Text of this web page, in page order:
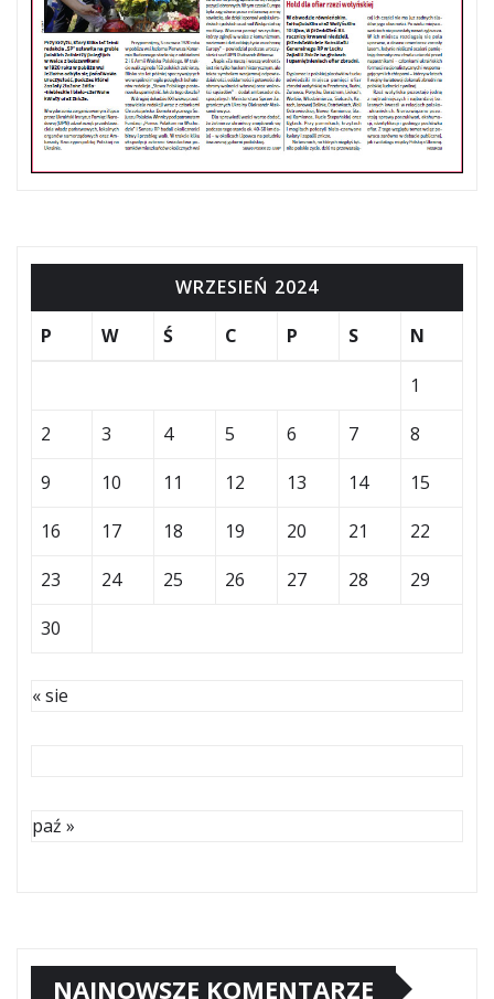
WRZESIEŃ 2024
P
W Ś C P S N
1
2
3 4 5 6 7
8
9
10 11 12 13 14
15
16
17 18 19 20 21
22
23
24 25 26 27 28
29
30
« sie
paź »
NAJNOWSZE KOMENTARZE